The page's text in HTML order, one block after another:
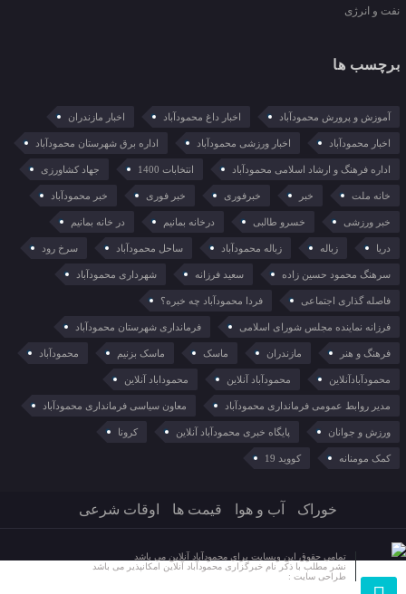
نفت و انرژی
برچسب ها
آموزش و پرورش محمودآباد اخبار داغ محمودآباد اخبار مازندران
اخبار محمودآباد اخبار ورزشی محمودآباد اداره برق شهرستان محمودآباد
اداره فرهنگ و ارشاد اسلامی محمودآباد انتخابات 1400 جهاد کشاورزی
خانه ملت خبر خبرفوری خبر فوری خبر محمودآباد
خبر ورزشی خسرو طالبی درخانه بمانیم در خانه بمانیم
دریا زباله زباله محمودآباد ساحل محمودآباد سرخ رود
سرهنگ محمود حسین زاده سعید فرزانه شهرداری محمودآباد
فاصله گذاری اجتماعی فردا محمودآباد چه خبره؟
فرزانه نماینده مجلس شورای اسلامی فرمانداری شهرستان محمودآباد
فرهنگ و هنر مازندران ماسک ماسک بزنیم محمودآباد
محمودآبادآنلاین محمودآباد آنلاین محموداباد آنلاین
مدیر روابط عمومی فرمانداری محمودآباد معاون سیاسی فرمانداری محمودآباد
ورزش و جوانان پایگاه خبری محمودآباد آنلاین کرونا
کمک مومنانه کووید 19
خوراک آب و هوا قیمت ها اوقات شرعی
تمامی حقوق این وبسایت برای محمودآباد آنلاین می باشد
نشر مطلب با ذکر نام خبرگزاری محمودآباد آنلاین امکانپذیر می باشد
طراحی سایت :